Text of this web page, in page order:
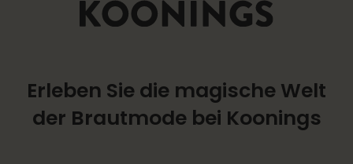
Erleben Sie die magische Welt
der Brautmode bei Koonings